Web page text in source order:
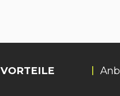
VORTEILE